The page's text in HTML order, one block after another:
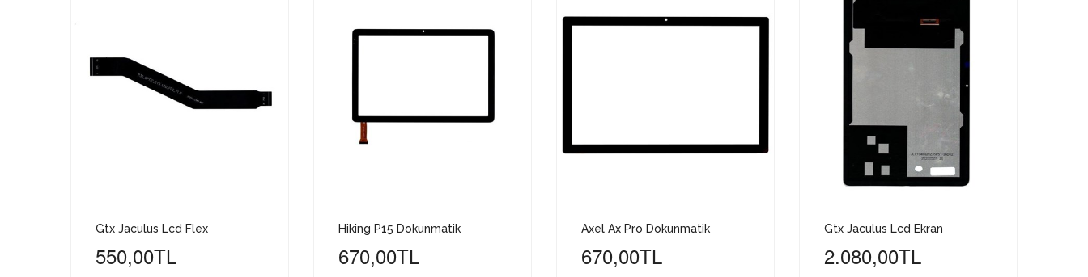
Gtx Jaculus Lcd Flex
550,00TL
Hiking P15 Dokunmatik
670,00TL
Axel Ax Pro Dokunmatik
670,00TL
Gtx Jaculus Lcd Ekran
2.080,00TL